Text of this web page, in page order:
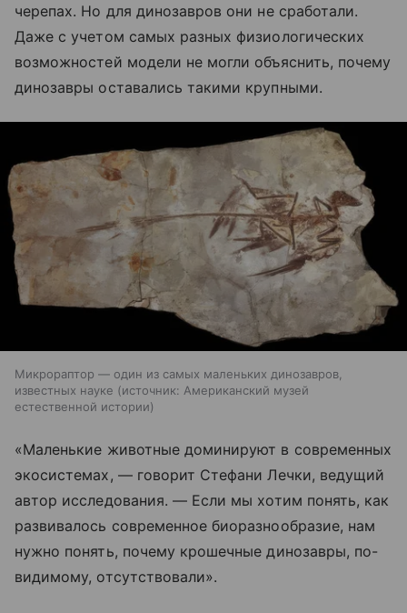
черепах. Но для динозавров они не сработали.
Даже с учетом самых разных физиологических
возможностей модели не могли объяснить, почему
динозавры оставались такими крупными.
Микрораптор — один из самых маленьких динозавров,
известных науке
источник: Американский музей
естественной истории
«Маленькие животные доминируют в современных
экосистемах, — говорит Стефани Лечки, ведущий
автор исследования. — Если мы хотим понять, как
развивалось современное биоразнообразие, нам
нужно понять, почему крошечные динозавры, по-
видимому, отсутствовали».